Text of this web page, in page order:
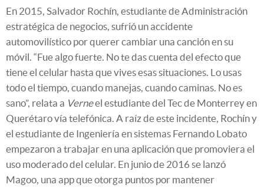
En 2015, Salvador Rochín, estudiante de Administración
estratégica de negocios, sufrió un accidente
automovilístico por querer cambiar una canción en su
móvil. “Fue algo fuerte. No te das cuenta del efecto que
tiene el celular hasta que vives esas situaciones. Lo usas
todo el tiempo, cuando manejas, cuando caminas. No es
sano”, relata a Verneel estudiante del Tec de Monterrey en
Querétaro vía telefónica. A raíz de este incidente, Rochín y
el estudiante de Ingeniería en sistemas Fernando Lobato
empezaron a trabajar en una aplicación que promoviera el
uso moderado del celular. En junio de 2016 se lanzó
Magoo, una app que otorga puntos por mantener